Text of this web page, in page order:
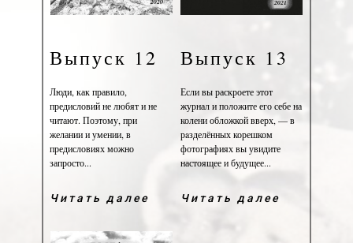
Выпуск 12
Люди, как правило,
предисловий не любят и не
читают. Поэтому, при
желании и умении, в
предисловиях можно
запросто...
Читать далее
Выпуск 13
Если вы раскроете этот
журнал и положите его себе на
колени обложкой вверх, — в
рaзделённых корешком
фотографиях вы увидите
настоящее и будущее...
Читать далее